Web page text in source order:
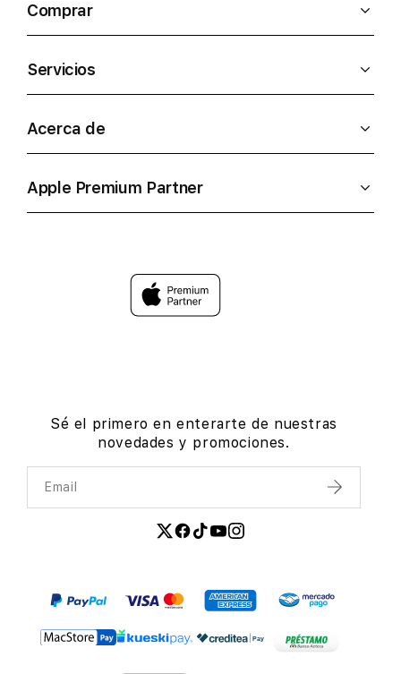
Comprar
Servicios
Acerca de
Apple Premium Partner
Sé el primero en enterarte de nuestras
novedades y promociones.
Email